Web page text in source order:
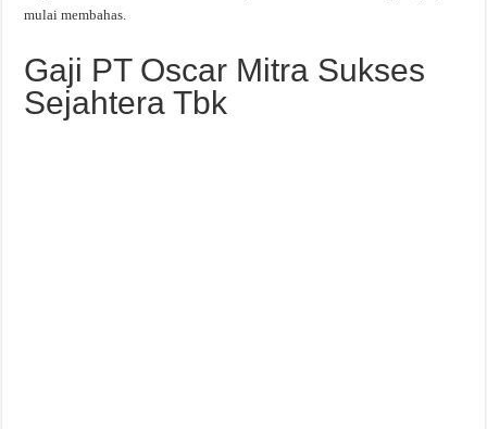
mulai membahas.
Gaji PT Oscar Mitra Sukses
Sejahtera Tbk